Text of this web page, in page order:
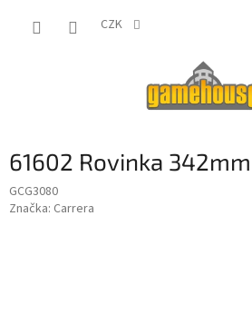
CZK
61602 Rovinka
GCG3080
Značka: Carrera